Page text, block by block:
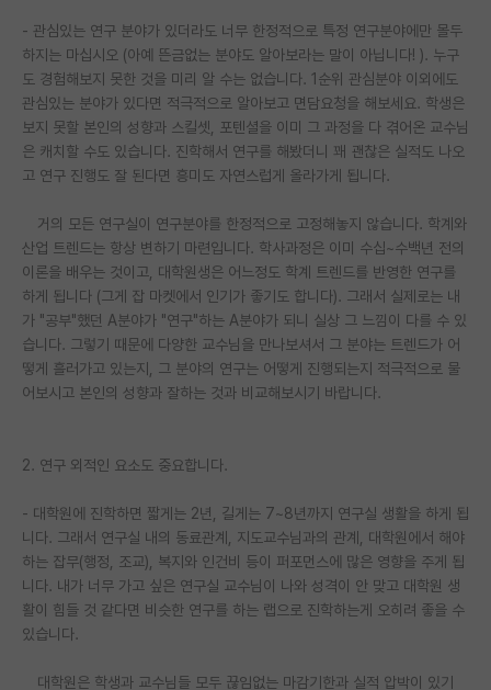
반도체/AI 게시판
장학금/장학생 게시판
학술 정보 게시판
홍보 게시판
커리어
유학교육
이벤트
반도체 아카데미
재팬라운지 🌸
- 관심있는 연구 분야가 있더라도 너무 한정적으로 특정 연구분야에만 몰두
하지는 마십시오 (아예 뜬금없는 분야도 알아보라는 말이 아닙니다! ). 누구
도 경험해보지 못한 것을 미리 알 수는 없습니다. 1순위 관심분야 이외에도
관심있는 분야가 있다면 적극적으로 알아보고 면담요청을 해보세요. 학생은
보지 못할 본인의 성향과 스킬셋, 포텐셜을 이미 그 과정을 다 겪어온 교수님
은 캐치할 수도 있습니다. 진학해서 연구를 해봤더니 꽤 괜찮은 실적도 나오
고 연구 진행도 잘 된다면 흥미도 자연스럽게 올라가게 됩니다.
거의 모든 연구실이 연구분야를 한정적으로 고정해놓지 않습니다. 학계와
산업 트렌드는 항상 변하기 마련입니다. 학사과정은 이미 수십~수백년 전의
이론을 배우는 것이고, 대학원생은 어느정도 학계 트렌드를 반영한 연구를
하게 됩니다 (그게 잡 마켓에서 인기가 좋기도 합니다). 그래서 실제로는 내
가 "공부"했던 A분야가 "연구"하는 A분야가 되니 실상 그 느낌이 다를 수 있
습니다. 그렇기 때문에 다양한 교수님을 만나보셔서 그 분야는 트렌드가 어
떻게 흘러가고 있는지, 그 분야의 연구는 어떻게 진행되는지 적극적으로 물
어보시고 본인의 성향과 잘하는 것과 비교해보시기 바랍니다.
2. 연구 외적인 요소도 중요합니다.
- 대학원에 진학하면 짧게는 2년, 길게는 7~8년까지 연구실 생활을 하게 됩
니다. 그래서 연구실 내의 동료관계, 지도교수님과의 관계, 대학원에서 해야
하는 잡무(행정, 조교), 복지와 인건비 등이 퍼포먼스에 많은 영향을 주게 됩
니다. 내가 너무 가고 싶은 연구실 교수님이 나와 성격이 안 맞고 대학원 생
활이 힘들 것 같다면 비슷한 연구를 하는 랩으로 진학하는게 오히려 좋을 수
있습니다.
대학원은 학생과 교수님들 모두 끊임없는 마감기한과 실적 압박이 있기